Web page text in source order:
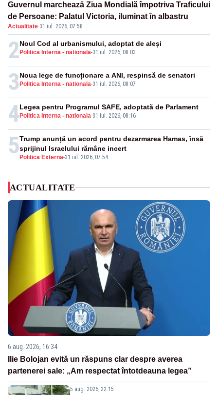
Guvernul marchează Ziua Mondială împotriva Traficului
de Persoane: Palatul Victoria, iluminat în albastru
Actualitate·31 iul. 2026, 07:58
2 Politica Interna - nationala-31 iul. 2026, 08:03
Noul Cod al urbanismului, adoptat de aleși
3 Politica Interna - nationala-31 iul. 2026, 08:07
Noua lege de funcționare a ANI, respinsă de senatori
4 Politica Interna - nationala-31 iul. 2026, 08:16
Legea pentru Programul SAFE, adoptată de Parlament
5 Politica Externa-31 iul. 2026, 07:54
Trump anunță un acord pentru dezarmarea Hamas, însă
sprijinul Israelului rămâne incert
ACTUALITATE
6 aug. 2026, 16:34
Ilie Bolojan evită un răspuns clar despre averea
partenerei sale: „Am respectat întotdeauna legea”
5 aug. 2026, 22:15